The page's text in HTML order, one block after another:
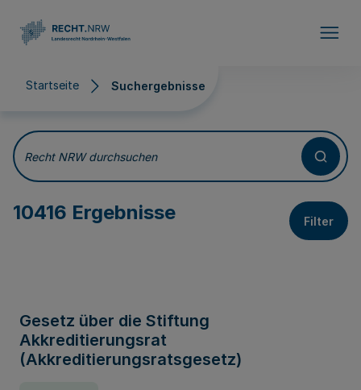
Startseite Suchergebnisse
Suchergebnisse
Recht NRW durchsuchen
10416 Ergebnisse Filter
Gesetz über die Stiftung
Akkreditierungsrat
(Akkreditierungsratsgesetz)